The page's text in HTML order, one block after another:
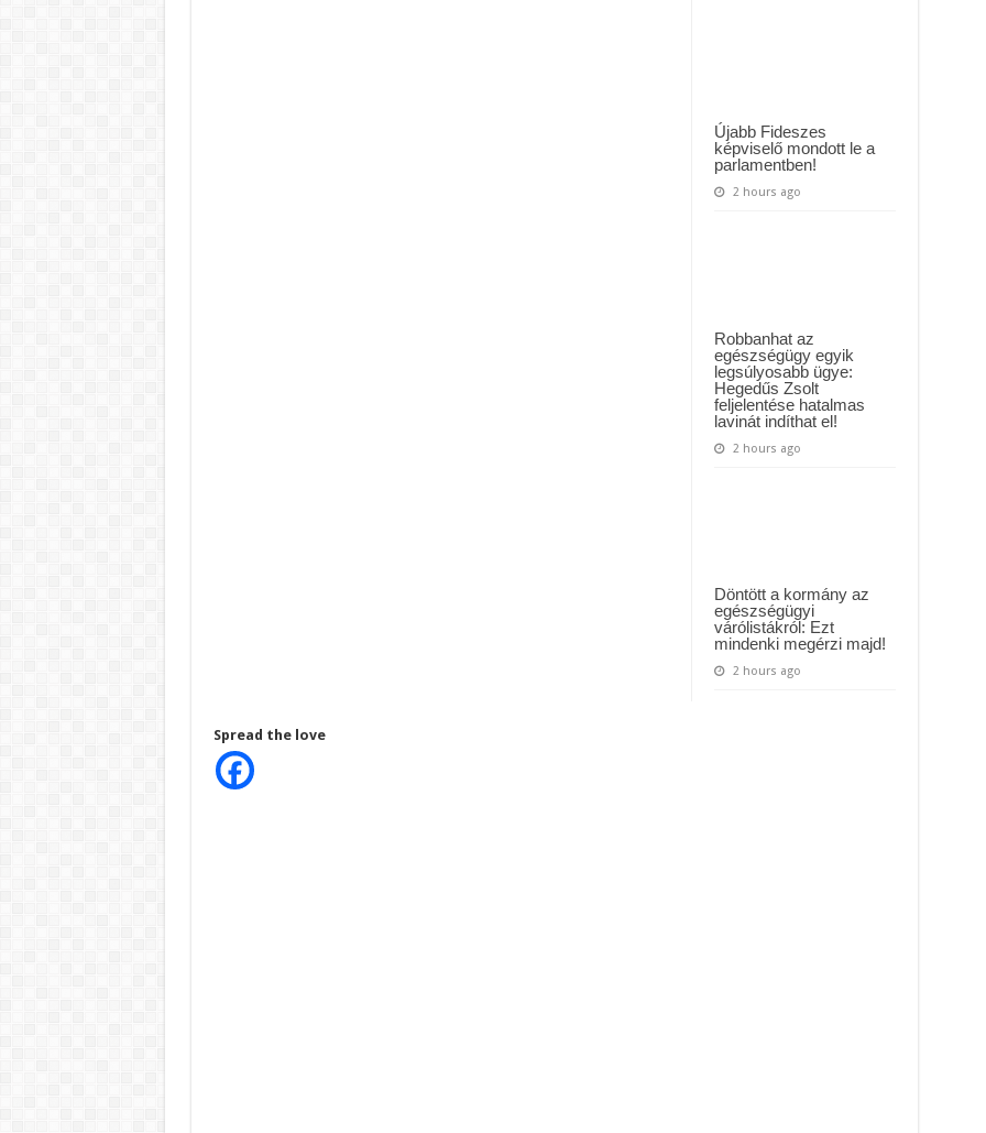
Újabb Fideszes
képviselő mondott le a
parlamentben!
2 hours ago
Robbanhat az
egészségügy egyik
legsúlyosabb ügye:
Hegedűs Zsolt
feljelentése hatalmas
lavinát indíthat el!
2 hours ago
Döntött a kormány az
egészségügyi
várólistákról: Ezt
mindenki megérzi majd!
2 hours ago
Spread the love